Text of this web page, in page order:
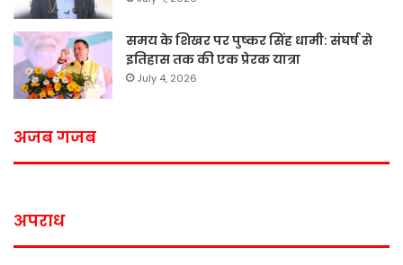
समय के शिखर पर पुष्कर सिंह धामी: संघर्ष से
इतिहास तक की एक प्रेरक यात्रा
July 4, 2026
अजब गजब
अपराध